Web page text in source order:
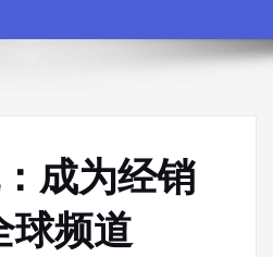
成为经销
球频道